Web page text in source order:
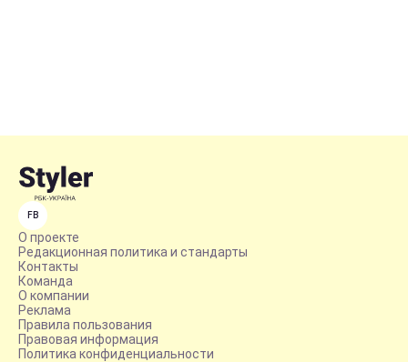
FB
О проекте
Редакционная политика и стандарты
Контакты
Команда
О компании
Реклама
Правила пользования
Правовая информация
Политика конфиденциальности